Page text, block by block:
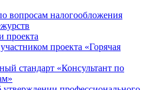
вопросам налогообложения
проекта
проекта «Горячая
стандарт «Консультант по